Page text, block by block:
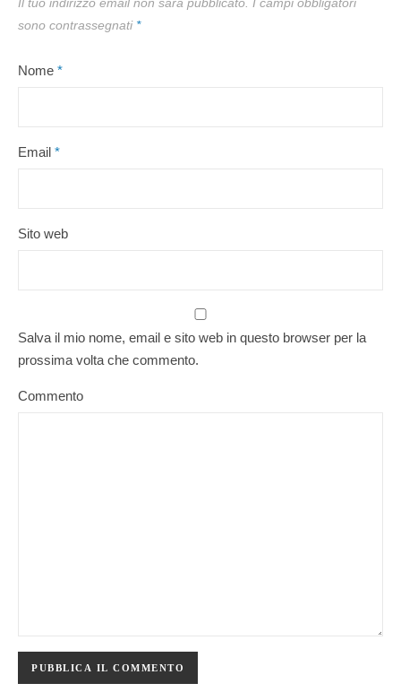
sono contrassegnati *
Nome *
Email *
Sito web
Salva il mio nome, email e sito web in questo browser per la
prossima volta che commento.
Commento